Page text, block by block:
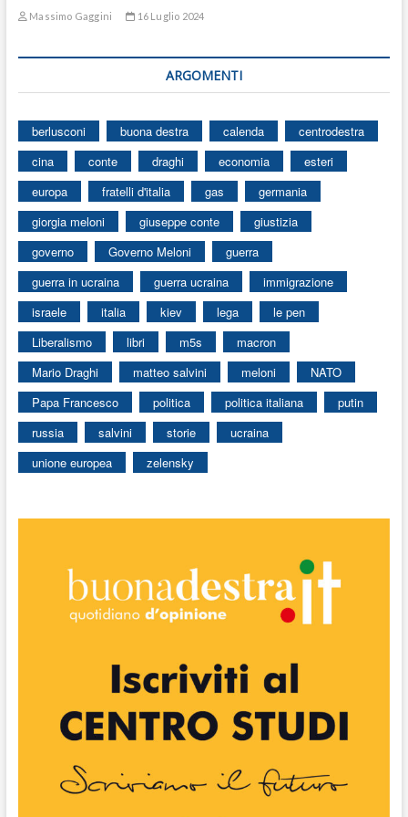
Massimo Gaggini 16 Luglio 2024
ARGOMENTI
berlusconi buona destra calenda
centrodestra
cina
conte draghi economia
esteri
europa
fratelli d'italia gas
germania
giorgia meloni
giuseppe conte
giustizia
governo
Governo Meloni
guerra
guerra in ucraina
guerra ucraina
immigrazione
israele
italia kiev lega
le pen
Liberalismo
libri m5s
macron
Mario Draghi
matteo salvini meloni
NATO
Papa Francesco
politica politica italiana
putin
russia
salvini storie
ucraina
unione europea
zelensky